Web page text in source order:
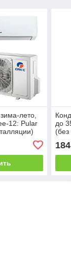
лето,
12: Pular
до